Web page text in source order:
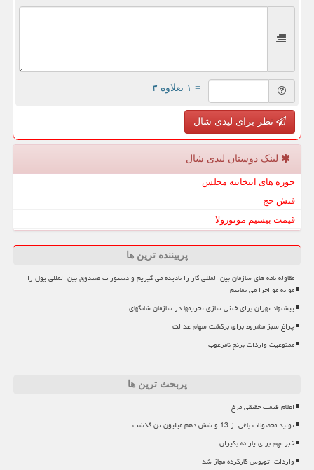
= ۱ بعلاوه ۳
نظر برای لیدی شال
لینک دوستان لیدی شال
حوزه های انتخابیه مجلس
فیش حج
قیمت بیسیم موتورولا
پربیننده ترین ها
مقاوله نامه های سازمان بین المللی کار را نادیده می گیریم و دستورات صندوق بین المللی پول را
مو به مو اجرا می نماییم
پیشنهاد تهران برای خنثی سازی تحریمها در سازمان شانگهای
چراغ سبز مشروط برای برگشت سهام عدالت
ممنوعیت واردات برنج نامرغوب
پربحث ترین ها
اعلام قیمت حقیقی مرغ
تولید محصولات باغی از 13 و شش دهم میلیون تن گذشت
خبر مهم برای یارانه بگیران
واردات اتوبوس کارکرده مجاز شد